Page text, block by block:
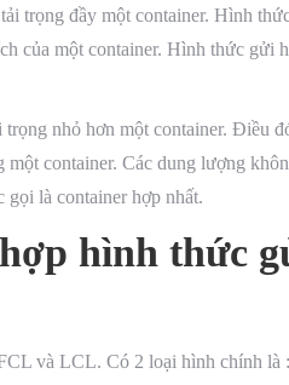
trọng đầy một container. Hình
của một container. Hình thức gửi
nhỏ hơn một container. Điều
container. Các dung lượng
là container hợp nhất.
hình thức
và LCL. Có 2 loại hình chính là :